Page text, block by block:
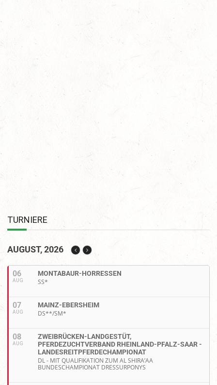
Fahrer aus Rheinland-Pfalz 2017 im zweiten
TURNIERE
AUGUST, 2026
06
AUG
MONTABAUR-HORRESSEN
SS*
07
AUG
MAINZ-EBERSHEIM
DS**/SM*
08
AUG
ZWEIBRÜCKEN-LANDGESTÜT,
PFERDEZUCHTVERBAND RHEINLAND-PFALZ-SAAR -
LANDESREITPFERDECHAMPIONAT
DL - MIT QUALIFIKATION ZUM AL SHIRA’AA
BUNDESCHAMPIONAT DRESSURPONYS